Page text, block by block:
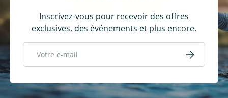
Inscrivez-vous pour recevoir des offres
exclusives, des événements et plus encore.
S’inscrire